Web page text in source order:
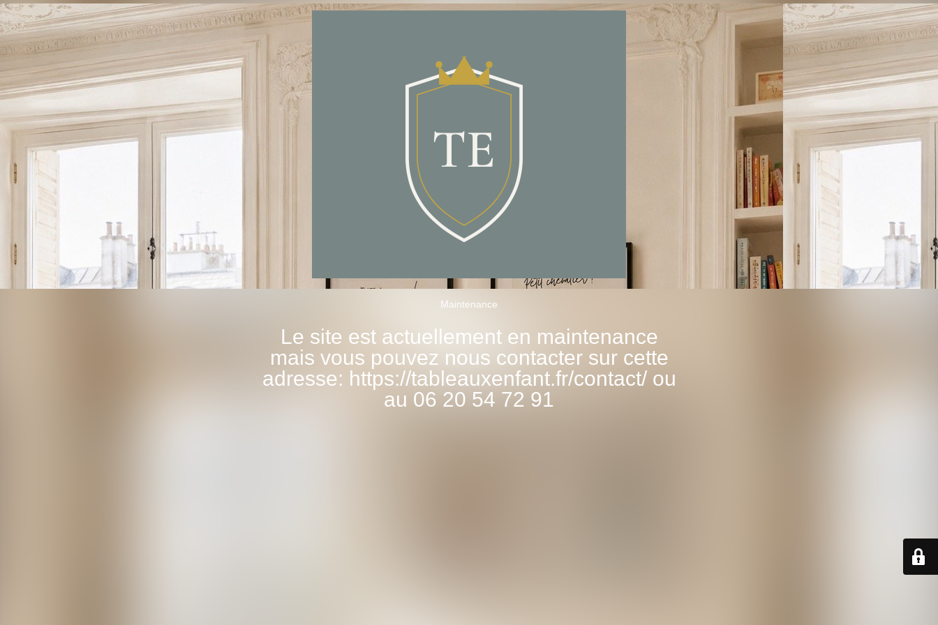
Maintenance
Le site est actuellement en maintenance
mais vous pouvez nous contacter sur cette
adresse: https://tableauxenfant.fr/contact/ ou
au 06 20 54 72 91